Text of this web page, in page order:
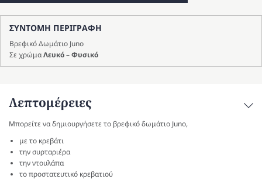
ΣΥΝΤΟΜΗ ΠΕΡΙΓΡΑΦΗ
Βρεφικό Δωμάτιο Juno
Σε χρώμαΛευκό – Φυσικό
Λεπτομέρειες
Μπορείτε να δημιουργήσετε το βρεφικό δωμάτιο Juno,
με το κρεβάτι
την συρταριέρα
την ντουλάπα
το προστατευτικό κρεβατιού